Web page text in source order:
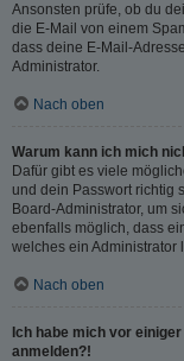
Ansonsten prüfe, ob du
die E-Mail von einem
dass deine E-Mail-
Administrator.
Nach oben
Warum kann ich mich
Dafür gibt es viele
und dein Passwort richtig
Board-Administrator, um
ebenfalls möglich, dass
welches ein Administrator
Nach oben
Ich habe mich vor
anmelden?!